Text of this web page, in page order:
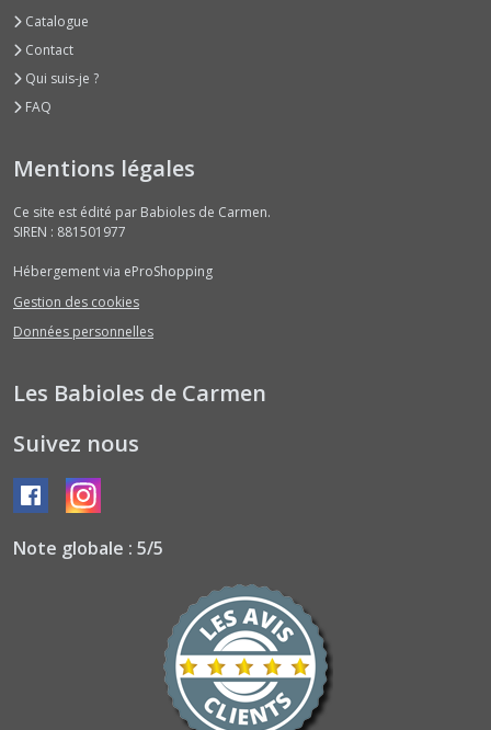
Catalogue
Contact
Qui suis-je ?
FAQ
Mentions légales
Ce site est édité par Babioles de Carmen.
SIREN : 881501977
Hébergement via eProShopping
Gestion des cookies
Données personnelles
Les Babioles de Carmen
Suivez nous
Note globale : 5/5